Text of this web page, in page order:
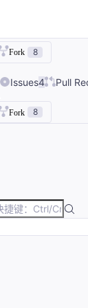
Fork 8
Issues4 Pull
Fork 8